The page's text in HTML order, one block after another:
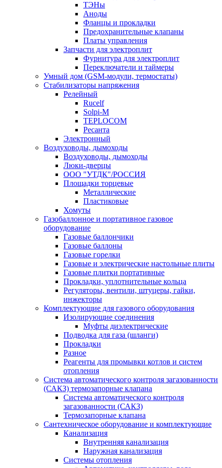
ТЭНы
Аноды
Фланцы и прокладки
Предохранительные клапаны
Платы управления
Запчасти для электроплит
Фурнитура для электроплит
Переключатели и таймеры
Умный дом (GSM-модули, термостаты)
Cтабилизаторы напряжения
Релейный
Rucelf
Solpi-M
TEPLOCOM
Ресанта
Электронный
Воздуховоды, дымоходы
Воздуховоды, дымоходы
Люки-дверцы
ООО "УТДК"/РОССИЯ
Площадки торцевые
Металлические
Пластиковые
Хомуты
Газобаллонное и портативное газовое
оборудование
Газовые баллончики
Газовые баллоны
Газовые горелки
Газовые и электрические настольные плиты
Газовые плитки портативные
Прокладки, уплотнительные кольца
Регуляторы, вентили, штуцеры, гайки,
инжекторы
Комплектующие для газового оборудования
Изолирующие соединения
Муфты диэлектрические
Подводка для газа (шланги)
Прокладки
Разное
Реагенты для промывки котлов и систем
отопления
Система автоматического контроля загазованности
(САКЗ) термозапорные клапана
Система автоматического контроля
загазованности (САКЗ)
Термозапорные клапана
Сантехническое оборудование и комплектующие
Канализация
Внутренняя канализация
Наружная канализация
Системы отопления